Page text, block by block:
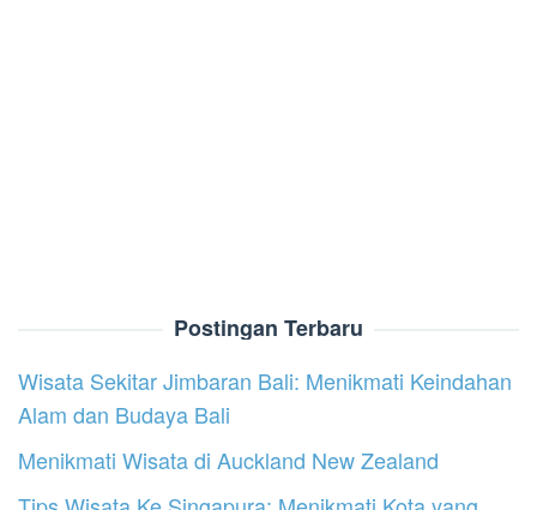
Postingan Terbaru
Wisata Sekitar Jimbaran Bali: Menikmati Keindahan
Alam dan Budaya Bali
Menikmati Wisata di Auckland New Zealand